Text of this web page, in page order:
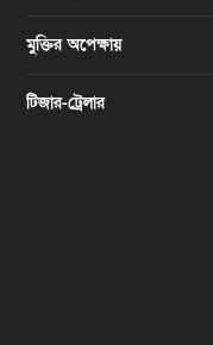
মুক্তির অপেক্ষায়
টিজার-ট্রেলার